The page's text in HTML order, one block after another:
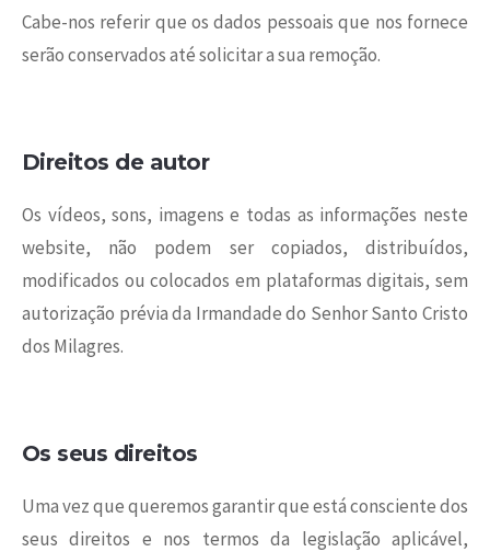
Cabe-nos referir que os dados pessoais que nos fornece
serão conservados até solicitar a sua remoção.
Direitos de autor
Os vídeos, sons, imagens e todas as informações neste
website, não podem ser copiados, distribuídos,
modificados ou colocados em plataformas digitais, sem
autorização prévia da Irmandade do Senhor Santo Cristo
dos Milagres.
Os seus direitos
Uma vez que queremos garantir que está consciente dos
seus direitos e nos termos da legislação aplicável,